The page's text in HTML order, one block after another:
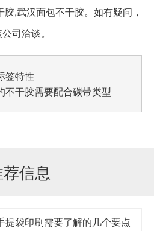
,武汉面包不干胶。如有疑问，
司洽谈。
签特性
不干胶需要配合碳带类型
信息
提袋印刷需要了解的几个要点